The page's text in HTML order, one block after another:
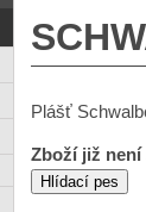
Plášť
Zboží již není